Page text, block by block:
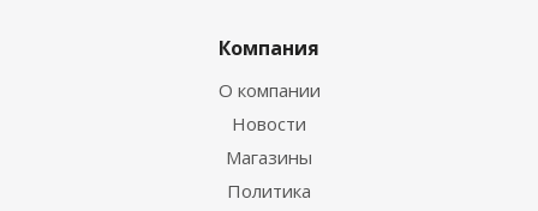
Компания
О компании
Новости
Магазины
Политика